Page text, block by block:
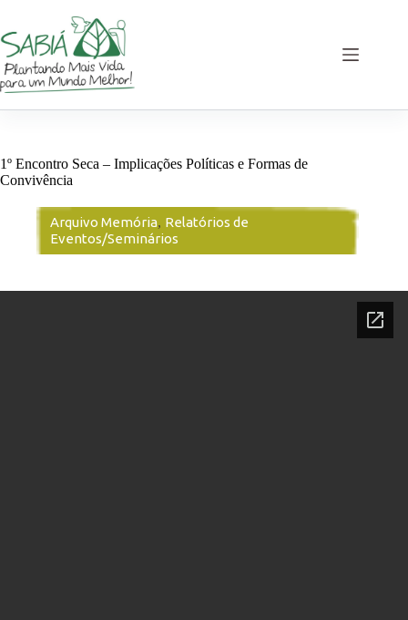
o
conteúdo
1º Encontro Seca – Implicações Políticas e Formas de
Convivência
Arquivo Memória, Relatórios de
Eventos/Seminários